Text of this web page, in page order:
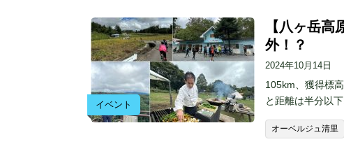
イベント
【八ヶ岳
外！？
2024年10月14日
105km、獲得標
と距離は半分以
オーベルジュ清里